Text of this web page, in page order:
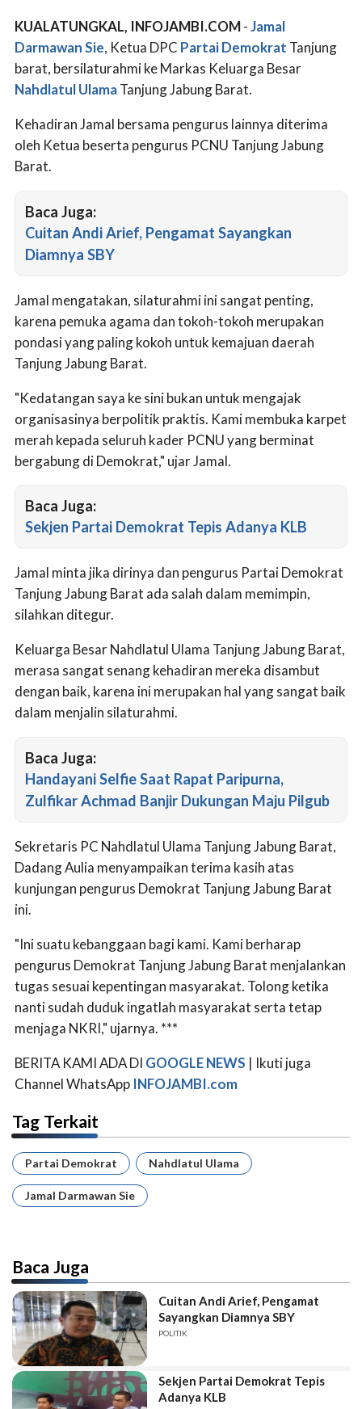
KUALATUNGKAL, INFOJAMBI.COM-Jamal
Darmawan Sie, Ketua DPC Partai Demokrat Tanjung
barat, bersilaturahmi ke Markas Keluarga Besar
Nahdlatul UlamaTanjung Jabung Barat.
Kehadiran Jamal bersama pengurus lainnya diterima
oleh Ketua beserta pengurus PCNU Tanjung Jabung
Barat.
Baca Juga:
Cuitan Andi Arief, Pengamat Sayangkan
Diamnya SBY
Jamal mengatakan, silaturahmi ini sangat penting,
karena pemuka agama dan tokoh-tokoh merupakan
pondasi yang paling kokoh untuk kemajuan daerah
Tanjung Jabung Barat.
"Kedatangan saya ke sini bukan untuk mengajak
organisasinya berpolitik praktis. Kami membuka karpet
merah kepada seluruh kader PCNU yang berminat
bergabung di Demokrat," ujar Jamal.
Baca Juga:
Sekjen Partai Demokrat Tepis Adanya KLB
Jamal minta jika dirinya dan pengurus Partai Demokrat
Tanjung Jabung Barat ada salah dalam memimpin,
silahkan ditegur.
Keluarga Besar Nahdlatul Ulama Tanjung Jabung Barat,
merasa sangat senang kehadiran mereka disambut
dengan baik, karena ini merupakan hal yang sangat baik
dalam menjalin silaturahmi.
Baca Juga:
Handayani Selfie Saat Rapat Paripurna,
Zulfikar Achmad Banjir Dukungan Maju Pilgub
Sekretaris PC Nahdlatul Ulama Tanjung Jabung Barat,
Dadang Aulia menyampaikan terima kasih atas
kunjungan pengurus Demokrat Tanjung Jabung Barat
ini.
"Ini suatu kebanggaan bagi kami. Kami berharap
pengurus Demokrat Tanjung Jabung Barat menjalankan
tugas sesuai kepentingan masyarakat. Tolong ketika
nanti sudah duduk ingatlah masyarakat serta tetap
menjaga NKRI," ujarnya. ***
BERITA KAMI ADA DI GOOGLE NEWS | Ikuti juga
Channel WhatsApp INFOJAMBI.com
Tag Terkait
Partai Demokrat Nahdlatul Ulama
Jamal Darmawan Sie
Baca Juga
Cuitan Andi Arief, Pengamat
Sayangkan Diamnya SBY
POLITIK
Sekjen Partai Demokrat Tepis
Adanya KLB